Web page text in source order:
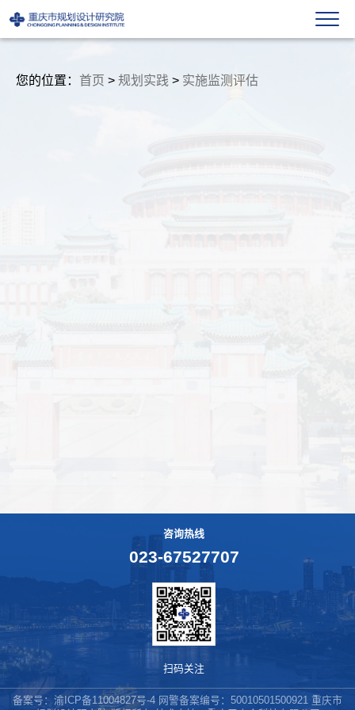
您的位置： 首页 > 规划实践 > 实施监测评估
咨询热线
023-67527707
扫码关注
备案号： 渝ICP备11004827号-4 网警备案编号：50010501500921 重庆市